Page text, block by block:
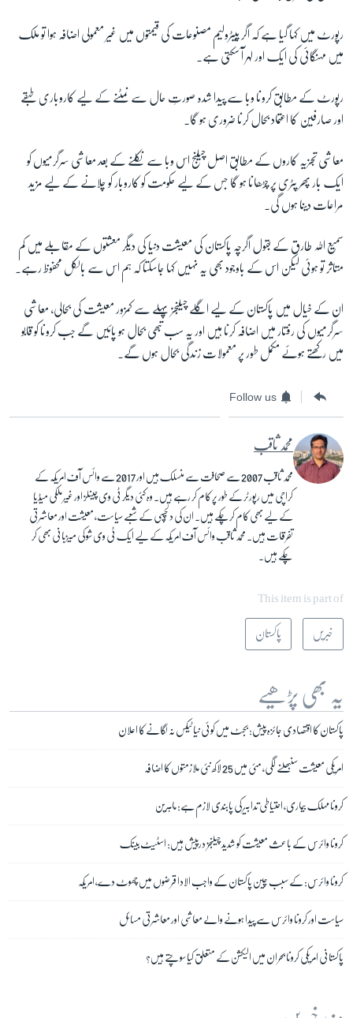
رپورٹ میں کہا گیا ہے کہ اگر پیٹرولیم مصنوعات کی قیمتوں میں غیر معمولی اضافہ ہوا تو ملک
میں مہنگائی کی ایک اور لہر آ سکتی ہے۔
رپورٹ کے مطابق کرونا وبا سے پیدا شدہ صورتِ حال سے نمٹنے کے لیے کاروباری طبقے
اور صارفین کا اعتماد بحال کرنا ضروری ہو گا۔
معاشی تجزیہ کاروں کے مطابق اصل چیلنج اس وبا سے نکلنے کے بعد معاشی سرگرمیوں کو
ایک بار پھر پٹری پر چڑھانا ہو گا جس کے لیے حکومت کو کاروبار کو چلانے کے لیے مزید
مراعات دینا ہوں گی۔
سمیع اللہ طارق کے بقول اگرچہ پاکستان کی معیشت دنیا کی دیگر معشتوں کے مقابلے میں کم
متاثر تو ہوئی لیکن اس کے باوجود بھی یہ نہیں کہا جاسکتا کہ ہم اس سے بالکل محفوظ رہے۔
ان کے خیال میں پاکستان کے لیے اگلے چیلنجز پہلے سے کمزور معیشت کی بحالی، معاشی
سرگرمیوں کی رفتار میں اضافہ کرنا ہیں اور یہ سب تبھی بحال ہو پائیں گے جب کرونا کو قابو
میں رکھتے ہوئے مکمل طور پر معمولات زندگی بحال ہوں گے۔
Follow us
محمد ثاقب
محمد ثاقب 2007 سے صحافت سے منسلک ہیں اور 2017 سے وائس آف امریکہ کے
کراچی میں رپورٹر کے طور پر کام کر رہے ہیں۔ وہ کئی دیگر ٹی وی چینلز اور غیر ملکی میڈیا
کے لیے بھی کام کرچکے ہیں۔ ان کی دلچسپی کے شعبے سیاست، معیشت اور معاشرتی
تفرقات ہیں۔ محمد ثاقب وائس آف امریکہ کے لیے ایک ٹی وی شو کی میزبانی بھی کر
چکے ہیں۔
This item is part of
خبریں پاکستان
یہ بھی پڑھیے
پاکستان کا اقتصادی جائزہ پیش: بجٹ میں کوئی نیا ٹیکس نہ لگانے کا اعلان
امریکی معیشت سنبھلنے لگی، مئی میں 25 لاکھ نئی ملازمتوں کا اضافہ
کرونا مہلک بیماری، احتیاطی تدابیر کی پابندی لازم ہے: ماہرین
کرونا وائرس کے باعث معیشت کو شدید چیلنجز درپیش ہیں: اسٹیٹ بینک
کرونا وائرس: کے سبب چین پاکستان کے واجب الادا قرضوں میں چھوٹ دے، امریکہ
سیاست اور کرونا وائرس سے پیدا ہونے والے معاشی اور معاشرتی مسائل
پاکستانی امریکی کرونا بحران میں الیکشن کے متعلق کیا سوچتے ہیں؟